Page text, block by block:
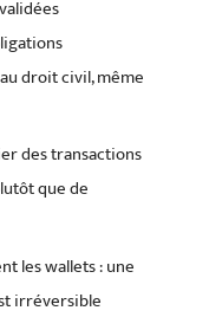
droit civil, même
des transactions
que de
les wallets : une
irréversible